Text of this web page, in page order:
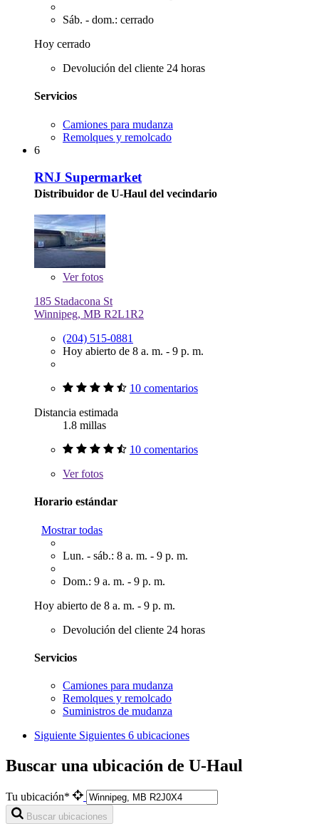
Sáb. - dom.: cerrado
Hoy cerrado
Devolución del cliente 24 horas
Servicios
Camiones para mudanza
Remolques y remolcado
6
RNJ Supermarket
Distribuidor de U-Haul del vecindario
Verfotos
185 Stadacona St
Winnipeg, MB R2L1R2
(204) 515-0881
Hoy abierto de 8 a. m. - 9 p. m.
10 comentarios
Distancia estimada
1.8 millas
10 comentarios
Verfotos
Horario estándar
Mostrar todas
Lun. - sáb.: 8 a. m. - 9 p. m.
Dom.: 9 a. m. - 9 p. m.
Hoy abierto de 8 a. m. - 9 p. m.
Devolución del cliente 24 horas
Servicios
Camiones para mudanza
Remolques y remolcado
Suministros de mudanza
Siguiente Siguientes 6 ubicaciones
Buscar una ubicación de U-Haul
Tu ubicación*
Buscar ubicaciones